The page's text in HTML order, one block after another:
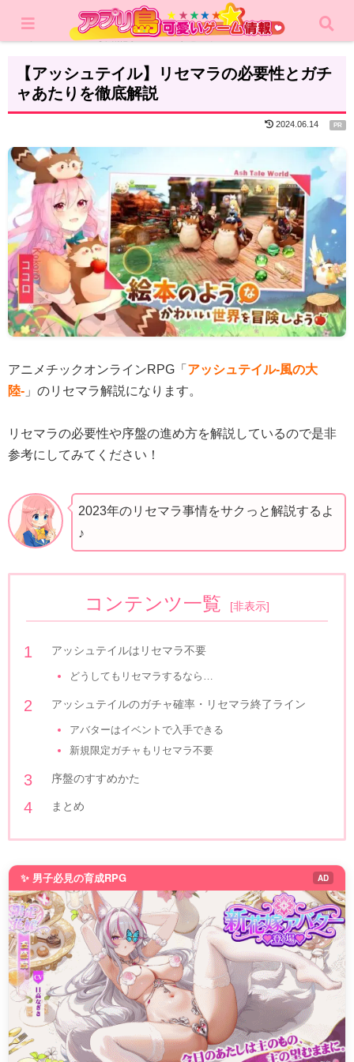
攻略記事 リセマラ
【アッシュテイル】リセマラの必要性とガチ
ャあたりを徹底解説
2024.06.14
アニメチックオンラインRPG「 アッシュテイル-風の大
陸- 」のリセマラ解説になります。
リセマラの必要性や序盤の進め方を解説しているので是非
参考にしてみてください！
2023年のリセマラ事情をサクっと解説するよ
♪
コンテンツ一覧 [非表示]
アッシュテイルはリセマラ不要
どうしてもリセマラするなら…
アッシュテイルのガチャ確率・リセマラ終了ライン
アバターはイベントで入手できる
新規限定ガチャもリセマラ不要
序盤のすすめかた
まとめ
✨ 男子必見の育成RPG AD